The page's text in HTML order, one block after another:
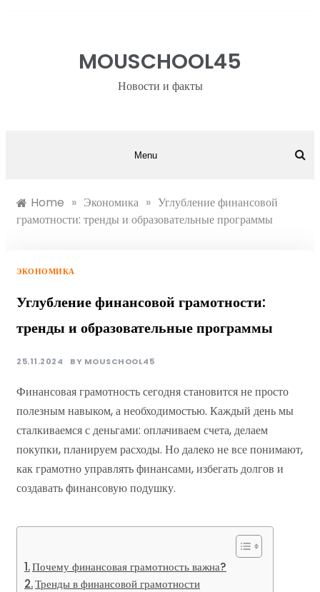
MOUSCHOOL45
Новости и факты
Menu
Home » Экономика » Углубление финансовой
грамотности: тренды и образовательные программы
ЭКОНОМИКА
Углубление финансовой грамотности:
тренды и образовательные программы
25.11.2024 BY MOUSCHOOL45
Финансовая грамотность сегодня становится не просто
полезным навыком, а необходимостью. Каждый день мы
сталкиваемся с деньгами: оплачиваем счета, делаем
покупки, планируем расходы. Но далеко не все понимают,
как грамотно управлять финансами, избегать долгов и
создавать финансовую подушку.
Почему финансовая грамотность важна?
Тренды в финансовой грамотности